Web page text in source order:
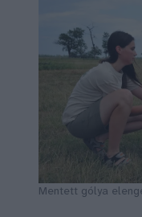
Mentett gólya